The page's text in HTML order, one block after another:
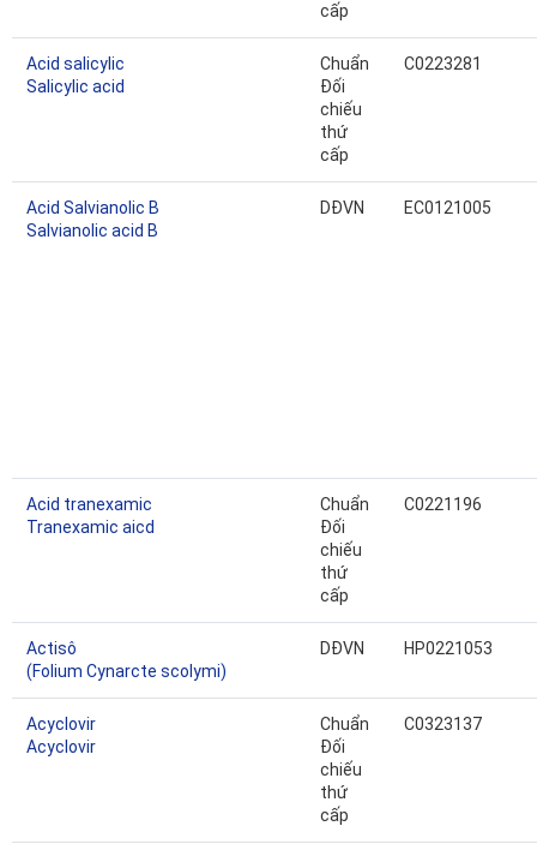
cấp
Acid salicylic
Salicylic acid
Chuẩn
Đối
chiếu
thứ
cấp
C0223281
Acid Salvianolic B
Salvianolic acid B
DĐVN EC0121005
Acid tranexamic
Tranexamic aicd
Chuẩn
Đối
chiếu
thứ
cấp
C0221196
Actisô
(Folium Cynarcte scolymi)
DĐVN HP0221053
Acyclovir
Acyclovir
Chuẩn
Đối
chiếu
thứ
cấp
C0323137